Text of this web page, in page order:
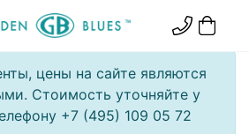
цены на сайте являются
Стоимость уточняйте у
+7 (495) 109 05 72